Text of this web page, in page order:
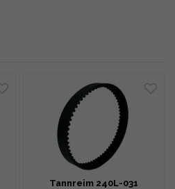
Tannreim 240L-031